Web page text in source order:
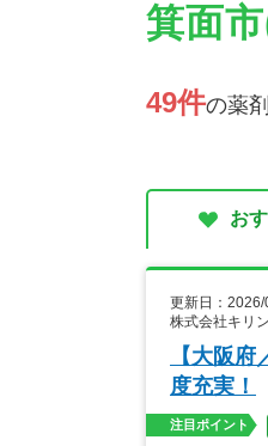
箕面
49件の薬
お
更新日：2026/
株式会社キリ
【大阪
度充実！
注目ポイント